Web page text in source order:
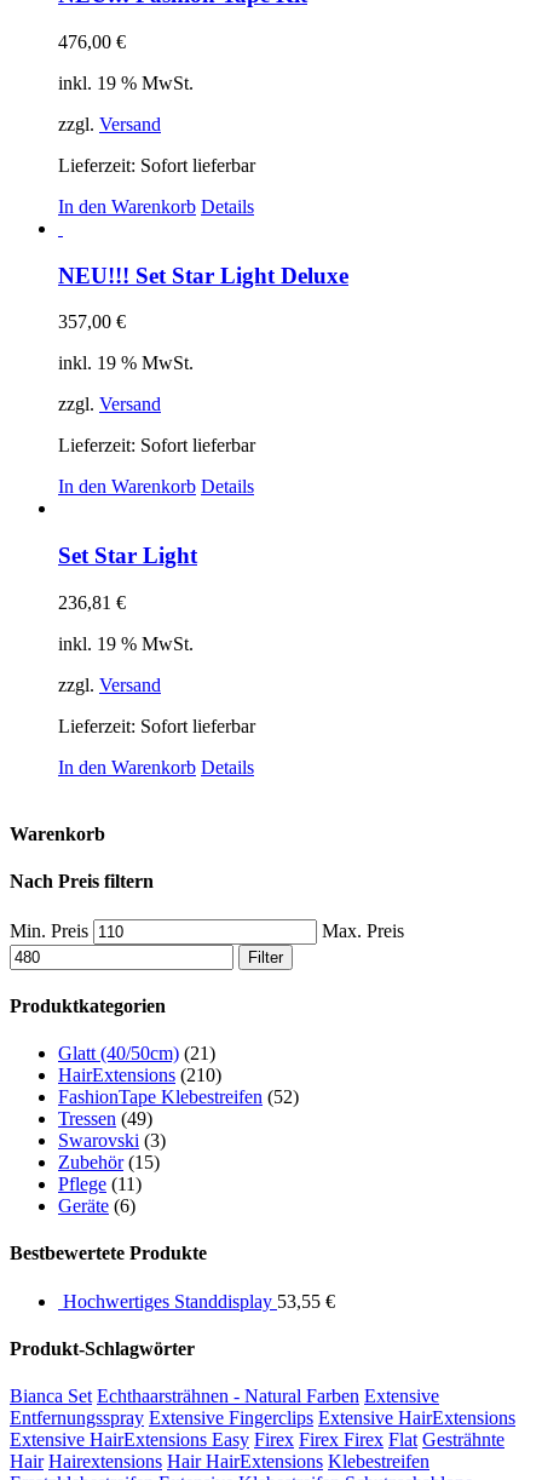
476,00 €
inkl. 19 % MwSt.
zzgl. Versand
Lieferzeit: Sofort lieferbar
In den Warenkorb Details
NEU!!! Set Star Light Deluxe
357,00 €
inkl. 19 % MwSt.
zzgl. Versand
Lieferzeit: Sofort lieferbar
In den Warenkorb Details
Set Star Light
236,81 €
inkl. 19 % MwSt.
zzgl. Versand
Lieferzeit: Sofort lieferbar
In den Warenkorb Details
Warenkorb
Nach Preis filtern
Min. Preis Max. Preis
Filter
Produktkategorien
Glatt (40/50cm) (21)
HairExtensions (210)
FashionTape Klebestreifen (52)
Tressen (49)
Swarovski (3)
Zubehör (15)
Pflege (11)
Geräte (6)
Bestbewertete Produkte
Hochwertiges Standdisplay 53,55 €
Produkt-Schlagwörter
Bianca Set Echthaarsträhnen - Natural Farben Extensive
Entfernungsspray Extensive Fingerclips Extensive HairExtensions
Extensive HairExtensions Easy Firex Firex Firex Flat Gesträhnte
Hair Hairextensions Hair HairExtensions Klebestreifen